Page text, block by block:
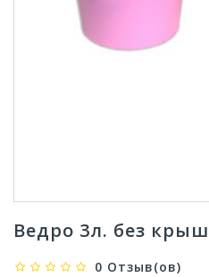
Ведро 3л. без
0 Отзыв(ов)